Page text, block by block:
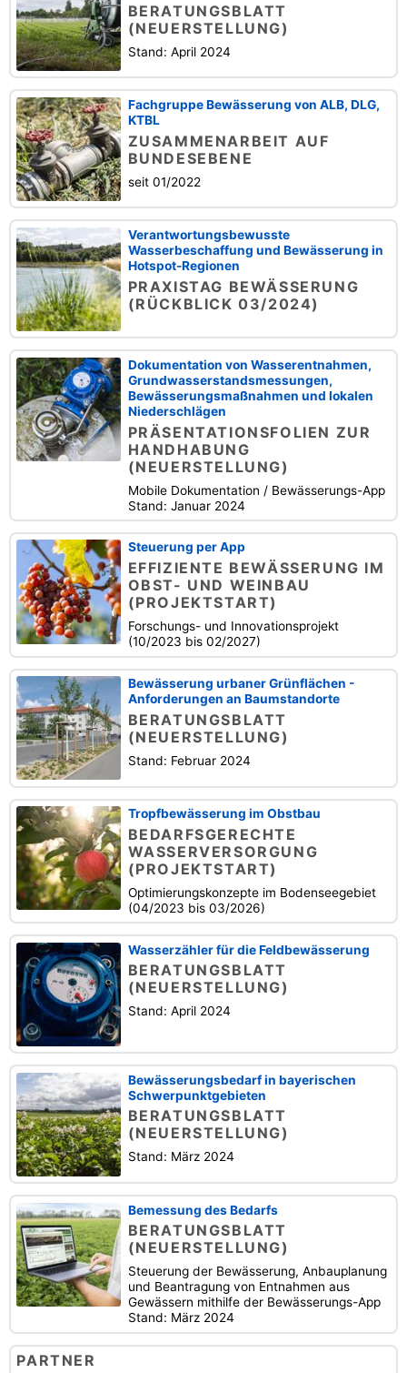
BERATUNGSBLATT
(NEUERSTELLUNG)
Stand: April 2024
Fachgruppe Bewässerung von ALB, DLG,
KTBL
ZUSAMMENARBEIT AUF
BUNDESEBENE
seit 01/2022
Verantwortungsbewusste
Wasserbeschaffung und Bewässerung in
Hotspot-Regionen
PRAXISTAG BEWÄSSERUNG
(RÜCKBLICK 03/2024)
Dokumentation von Wasserentnahmen,
Grundwasserstandsmessungen,
Bewässerungsmaßnahmen und lokalen
Niederschlägen
PRÄSENTATIONSFOLIEN ZUR
HANDHABUNG
(NEUERSTELLUNG)
Mobile Dokumentation / Bewässerungs-App
Stand: Januar 2024
Steuerung per App
EFFIZIENTE BEWÄSSERUNG IM
OBST- UND WEINBAU
(PROJEKTSTART)
Forschungs- und Innovationsprojekt
(10/2023 bis 02/2027)
Bewässerung urbaner Grünflächen -
Anforderungen an Baumstandorte
BERATUNGSBLATT
(NEUERSTELLUNG)
Stand: Februar 2024
Tropfbewässerung im Obstbau
BEDARFSGERECHTE
WASSERVERSORGUNG
(PROJEKTSTART)
Optimierungskonzepte im Bodenseegebiet
(04/2023 bis 03/2026)
Wasserzähler für die Feldbewässerung
BERATUNGSBLATT
(NEUERSTELLUNG)
Stand: April 2024
Bewässerungsbedarf in bayerischen
Schwerpunktgebieten
BERATUNGSBLATT
(NEUERSTELLUNG)
Stand: März 2024
Bemessung des Bedarfs
BERATUNGSBLATT
(NEUERSTELLUNG)
Steuerung der Bewässerung, Anbauplanung
und Beantragung von Entnahmen aus
Gewässern mithilfe der Bewässerungs-App
Stand: März 2024
PARTNER